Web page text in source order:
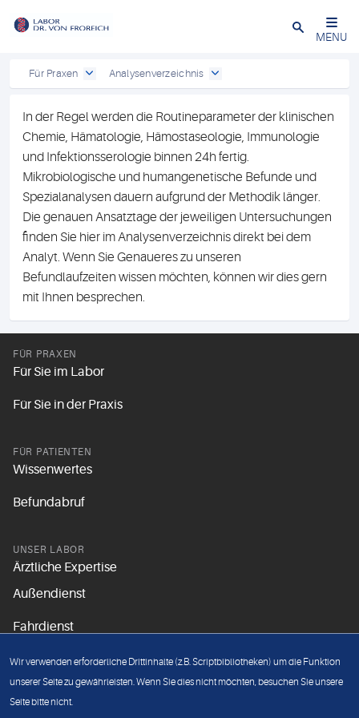
Close
MENU
Für Praxen Analysenverzeichnis
In der Regel werden die Routineparameter der klinischen
Chemie, Hämatologie, Hämostaseologie, Immunologie
und Infektionsserologie binnen 24h fertig.
Mikrobiologische und humangenetische Befunde und
Spezialanalysen dauern aufgrund der Methodik länger.
Die genauen Ansatztage der jeweiligen Untersuchungen
finden Sie hier im Analysenverzeichnis direkt bei dem
Analyt. Wenn Sie Genaueres zu unseren
Befundlaufzeiten wissen möchten, können wir dies gern
mit Ihnen besprechen.
FÜR PRAXEN
Für Sie im Labor
Für Sie in der Praxis
FÜR PATIENTEN
Wissenwertes
Befundabruf
UNSER LABOR
Ärztliche Expertise
Außendienst
Fahrdienst
Unsere Grundsätze
Wir verwenden erforderliche Drittinhalte (z.B. Scriptbibliotheken) um die Funktion
unserer Seite zu gewährleisten. Wenn Sie dies nicht möchten, besuchen Sie unsere
Seite bitte nicht.